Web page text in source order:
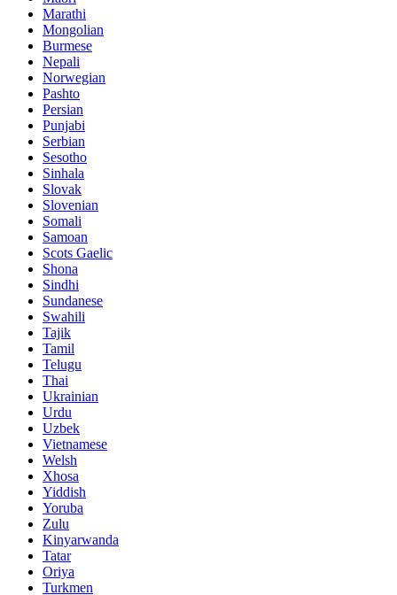
Marathi
Mongolian
Burmese
Nepali
Norwegian
Pashto
Persian
Punjabi
Serbian
Sesotho
Sinhala
Slovak
Slovenian
Somali
Samoan
Scots Gaelic
Shona
Sindhi
Sundanese
Swahili
Tajik
Tamil
Telugu
Thai
Ukrainian
Urdu
Uzbek
Vietnamese
Welsh
Xhosa
Yiddish
Yoruba
Zulu
Kinyarwanda
Tatar
Oriya
Turkmen